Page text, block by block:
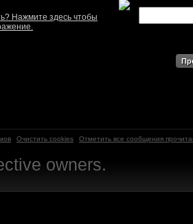
Надо будет как-то
https://discord.gg/
а ещо можна крч
трехмерны)
Нажмите здесь чтобы
Очистить cookies Отметить все сообщения
owners.